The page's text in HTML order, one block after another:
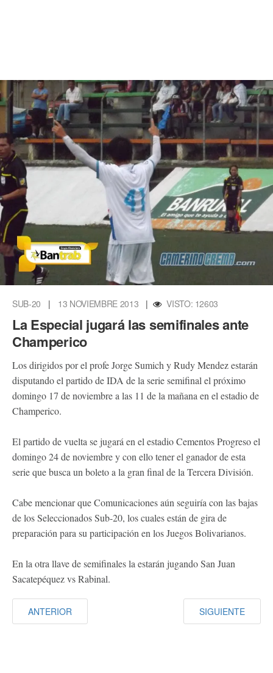
SUB-20 | 13 NOVIEMBRE 2013 | VISTO: 12603
La Especial jugará las semifinales ante
Champerico
Los dirigidos por el profe Jorge Sumich y Rudy Mendez estarán
disputando el partido de IDA de la serie semifinal el próximo
domingo 17 de noviembre a las 11 de la mañana en el estadio de
Champerico.
El partido de vuelta se jugará en el estadio Cementos Progreso el
domingo 24 de noviembre y con ello tener el ganador de esta
serie que busca un boleto a la gran final de la Tercera División.
Cabe mencionar que Comunicaciones aún seguiría con las bajas
de los Seleccionados Sub-20, los cuales están de gira de
preparación para su participación en los Juegos Bolivarianos.
En la otra llave de semifinales la estarán jugando San Juan
Sacatepéquez vs Rabinal.
ANTERIOR SIGUIENTE